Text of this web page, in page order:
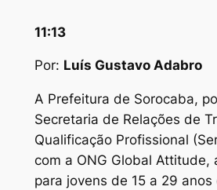
11:13
Por: Luís Gustavo Adabro
A Prefeitura de Sorocaba,
Secretaria de Relações de
Qualificação Profissional
com a ONG Global Attitude,
para jovens de 15 a 29